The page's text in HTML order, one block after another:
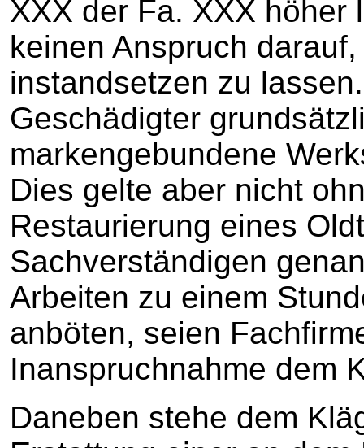
XXX der Fa. XXX höher
keinen Anspruch
instandsetzen zu
Geschädigter
markengebundene
Dies gelte aber nicht
Restaurierung eines
Sachverständigen
Arbeiten zu einem
anböten, seien
Inanspruchnahme dem
Daneben stehe dem